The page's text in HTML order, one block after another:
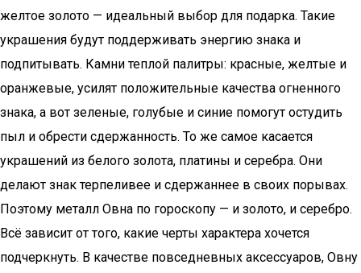
желтое золото — идеальный выбор для подарка. Такие
украшения будут поддерживать энергию знака и
подпитывать. Камни теплой палитры: красные, желтые и
оранжевые, усилят положительные качества огненного
знака, а вот зеленые, голубые и синие помогут остудить
пыл и обрести сдержанность. То же самое касается
украшений из белого золота, платины и серебра. Они
делают знак терпеливее и сдержаннее в своих порывах.
Поэтому металл Овна по гороскопу — и золото, и серебро.
Всё зависит от того, какие черты характера хочется
подчеркнуть. В качестве повседневных аксессуаров, Овну